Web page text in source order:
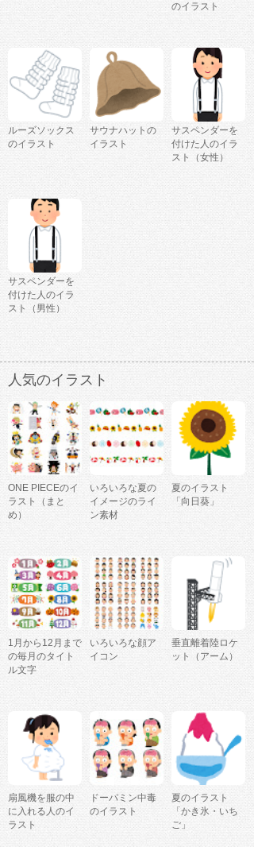
のイラスト
ルーズソックス
のイラスト
サウナハットの
イラスト
サスペンダーを
付けた人のイラ
スト（女性）
サスペンダーを
付けた人のイラ
スト（男性）
人気のイラスト
ONE PIECEのイ
ラスト（まと
め）
いろいろな夏の
イメージのライ
ン素材
夏のイラスト
「向日葵」
1月から12月まで
の毎月のタイト
ル文字
いろいろな顔ア
イコン
垂直離着陸ロケ
ット（アーム）
扇風機を服の中
に入れる人のイ
ラスト
ドーパミン中毒
のイラスト
夏のイラスト
「かき氷・いち
ご」